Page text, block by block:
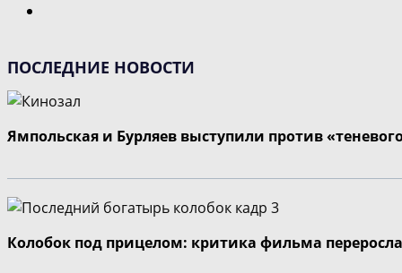
страницу
ПОСЛЕДНИЕ НОВОСТИ
Ямпольская и Бурляев выступили против
Колобок под прицелом: критика фильма